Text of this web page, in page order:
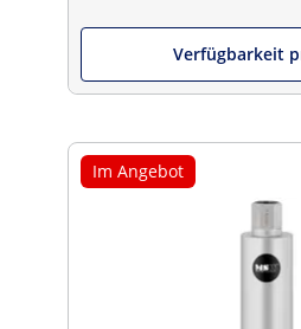
Verfügbarkeit
Im Angebot